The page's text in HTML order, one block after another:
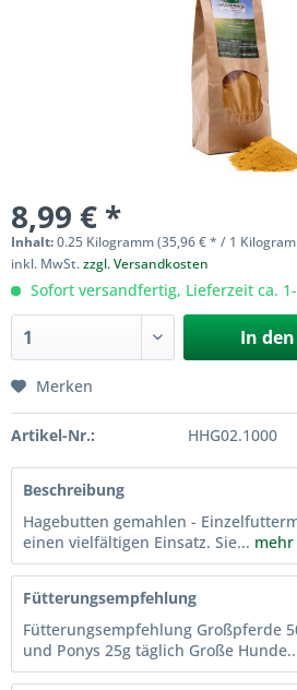
8,99 € *
Inhalt:0.25 Kilogramm (35,96 € * / 1
inkl. MwSt.zzgl. Versandkosten
Sofort versandfertig, Lieferzeit ca.
In den
Merken
Artikel-Nr.: HHG02.1000
Beschreibung
Hagebutten gemahlen -
einen vielfältigen Einsatz. Sie... mehr
Fütterungsempfehlung
Fütterungsempfehlung Großpferde
und Ponys 25g täglich Große